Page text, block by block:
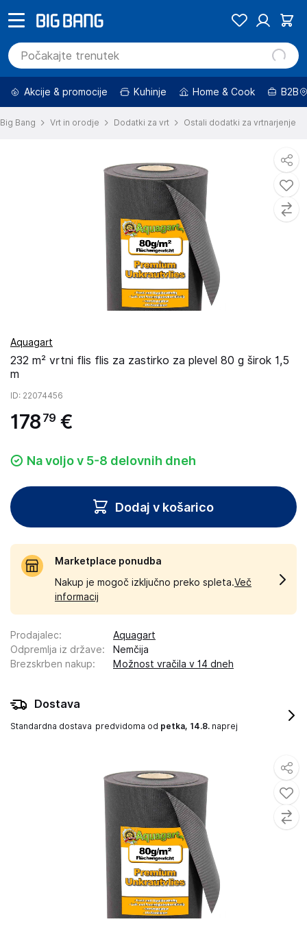
Akcije & promocije Kuhinje Home & Cook B2B
Big Bang Vrt in orodje Dodatki za vrt Ostali dodatki za vrtnarjenje
Aquagart
232 m² vrtni flis flis za zastirko za plevel 80 g širok 1,5
m
ID: 22074456
178 79 €
Na voljo v 5-8 delovnih dneh
Dodaj v košarico
Marketplace ponudba
Nakup je mogoč izključno preko spleta.Več
informacij
Prodajalec:
Aquagart
Odpremlja iz države:
Nemčija
Brezskrben nakup: Možnost vračila v 14 dneh
Dostava
Standardna dostava predvidoma od petka, 14.8. naprej